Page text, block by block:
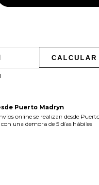
CALCULAR
Puerto Madryn
online se realizan desde
una demora de 5 días hábiles